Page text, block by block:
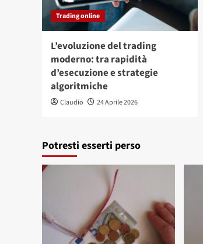
Trading online
L’evoluzione del trading
moderno: tra rapidità
d’esecuzione e strategie
algoritmiche
Claudio 24 Aprile 2026
Potresti esserti perso